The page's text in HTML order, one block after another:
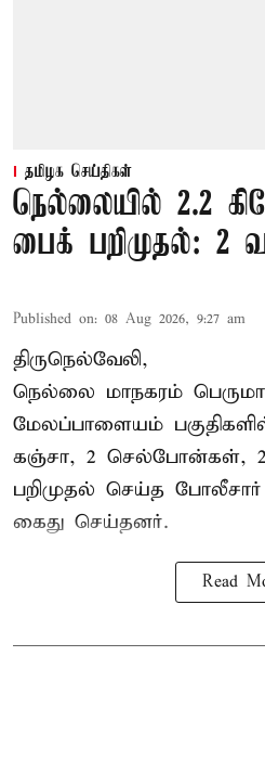
தமிழக செய்திகள்
நெல்லையில் 2.2
பைக் பறிமுதல்: 2
Published on: 08 Aug 2026, 9:27 am
திருநெல்வேலி,
நெல்லை மாநகரம்
மேலப்பாளையம்
கஞ்சா, 2 செல்போன்கள்,
பறிமுதல் செய்த
கைது செய்தனர்.
Read